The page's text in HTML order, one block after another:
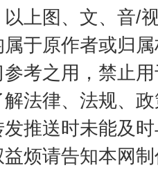
以上图、文、音/
于原作者或归
考之用，禁止
法律、法规、
推送时未能及
烦请告知本网
超标问题” 法